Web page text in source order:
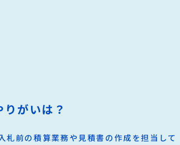
がいは？
札前の積算業務や見積書の作成を担当して